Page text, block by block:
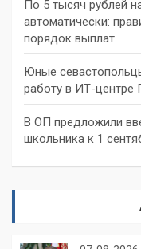
По 5 тысяч рублей
автоматически:
порядок выплат
Юные
работу в ИТ-центре
В ОП предложили
школьника к 1